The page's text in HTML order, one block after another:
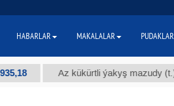
Az kükürtli ýakyş mazudy (t.) $300
HABARLAR MAKALALAR PUDAKLAR